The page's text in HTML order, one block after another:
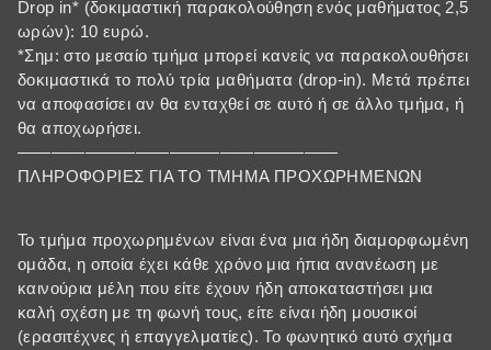
Drop in* (δοκιμαστική παρακολούθηση ενός μαθήματος 2,5
ωρών): 10 ευρώ.
*Σημ: στο μεσαίο τμήμα μπορεί κανείς να παρακολουθήσει
δοκιμαστικά το πολύ τρία μαθήματα (drop-in). Μετά πρέπει
να αποφασίσει αν θα ενταχθεί σε αυτό ή σε άλλο τμήμα, ή
θα αποχωρήσει.
———————————————————
ΠΛΗΡΟΦΟΡΙΕΣ ΓΙΑ ΤΟ ΤΜΗΜΑ ΠΡΟΧΩΡΗΜΕΝΩΝ
Το τμήμα προχωρημένων είναι ένα μια ήδη διαμορφωμένη
ομάδα, η οποία έχει κάθε χρόνο μια ήπια ανανέωση με
καινούρια μέλη που είτε έχουν ήδη αποκαταστήσει μια
καλή σχέση με τη φωνή τους, είτε είναι ήδη μουσικοί
(ερασιτέχνες ή επαγγελματίες). Το φωνητικό αυτό σχήμα